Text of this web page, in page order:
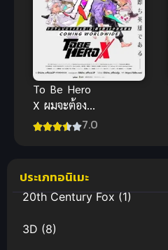
To Be Hero
X ผมจะต้อง
เป็นฮีโร่
7.0
ประเภทอนิเมะ
20th Century Fox(1)
3D (8)